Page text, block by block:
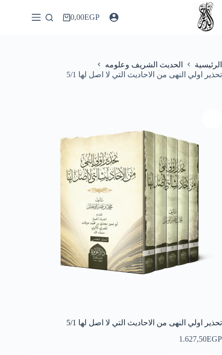
التجاوز
المحتوى
عربة0,00EGP
الرئيسية
الحديث الشريف وعلومه
تحذير اولي النهى من الاحاديث التي لا اصل لها 5/1
تحذير اولي النهى من الاحاديث التي لا اصل لها 5/1
1.627,50EGP